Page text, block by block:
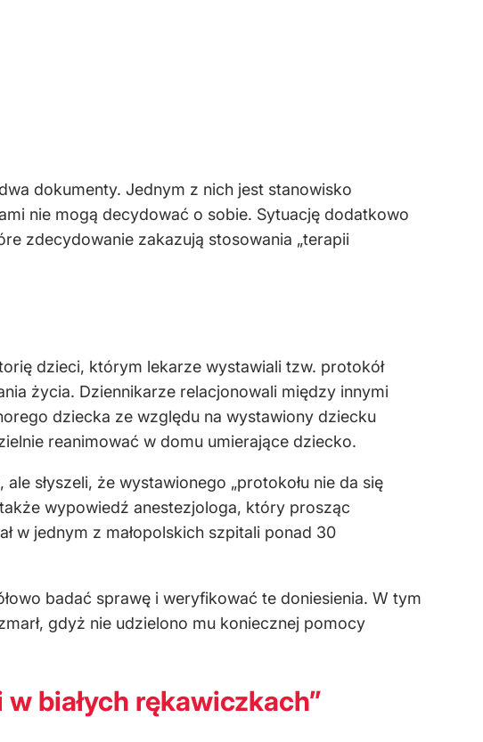
dokumenty. Jednym z nich jest stanowisko
nie mogą decydować o sobie. Sytuację dodatkowo
zdecydowanie zakazują stosowania „terapii
dzieci, którym lekarze wystawiali tzw. protokół
życia. Dziennikarze relacjonowali między innymi
dziecka ze względu na wystawiony dziecku
reanimować w domu umierające dziecko.
słyszeli, że wystawionego „protokołu nie da się
wypowiedź anestezjologa, który prosząc
w jednym z małopolskich szpitali ponad 30
badać sprawę i weryfikować te doniesienia. W tym
gdyż nie udzielono mu koniecznej pomocy
białych rękawiczkach”